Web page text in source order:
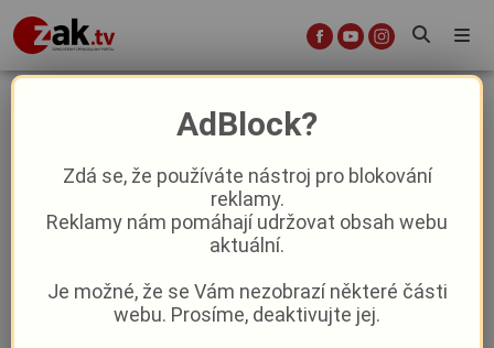
Plzeňská zoo hlásí babyboom.
Zrekonstruované „ložnice“ spustily
u tučňáků hotové šílenství!
Aktuality Z Plzně
Marie Osvaldová –13. 5.|15:39
AdBlock?
Zdá se, že používáte nástroj pro blokování
reklamy.
Reklamy nám pomáhají udržovat obsah webu
aktuální.
Je možné, že se Vám nezobrazí některé části
webu. Prosíme, deaktivujte jej.